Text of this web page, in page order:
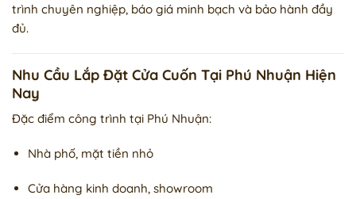
trình chuyên nghiệp, báo giá minh bạch và bảo hành đầy
đủ.
Nhu Cầu Lắp Đặt Cửa Cuốn Tại Phú Nhuận Hiện
Nay
Đặc điểm công trình tại Phú Nhuận:
Nhà phố, mặt tiền nhỏ
Cửa hàng kinh doanh, showroom